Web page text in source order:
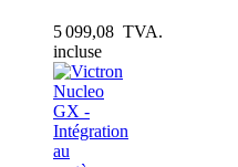
5 099,08 TVA.
incluse